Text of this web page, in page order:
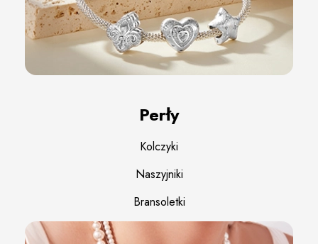
Perły
Kolczyki
Naszyjniki
Bransoletki